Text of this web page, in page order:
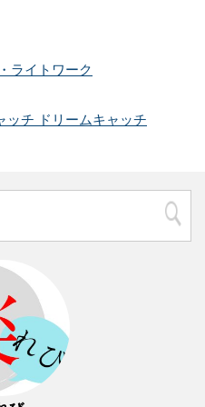
ライトワーク
ッチ ドリームキャッチ